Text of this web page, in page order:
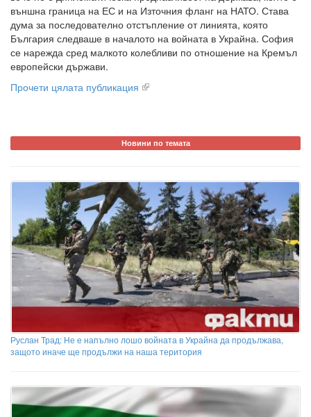
външна граница на ЕС и на Източния фланг на НАТО. Става
дума за последователно отстъпление от линията, която
България следваше в началото на войната в Украйна. София
се нарежда сред малкото колебливи по отношение на Кремъл
европейски държави.
Прочети цялата публикация
Новини по темата
Руслан Трад: Не е напълно лошо войната в Украйна да продължава,
защото иначе ще продължи на наша територия